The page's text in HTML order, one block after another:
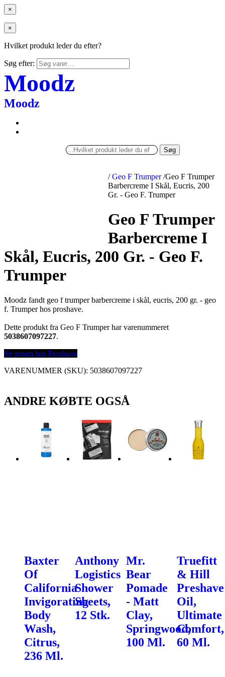
×
×
Hvilket produkt leder du efter?
Søg efter:
Moodz
Moodz
Søg
/ Geo F Trumper /Geo F Trumper
Barbercreme I Skål, Eucris, 200
Gr. - Geo F. Trumper
Geo F Trumper
Barbercreme I
Skål, Eucris, 200 Gr. - Geo F.
Trumper
Moodz fandt geo f trumper barbercreme i skål, eucris, 200 gr. - geo
f. Trumper hos proshave.
Dette produkt fra Geo F Trumper har varenummeret
5038607097227.
Se prisen hos Proshave
VARENUMMER (SKU): 5038607097227
ANDRE KØBTE OGSÅ
Baxter
Of
California
Invigorating
Body
Wash,
Citrus,
236 Ml.
Anthony
Logistics
Shower
Sheets,
12 Stk.
Mr.
Bear
Pomade
- Matt
Clay,
Springwood,
100 Ml.
Truefitt
& Hill
Preshave
Oil,
Ultimate
Comfort,
60 Ml.